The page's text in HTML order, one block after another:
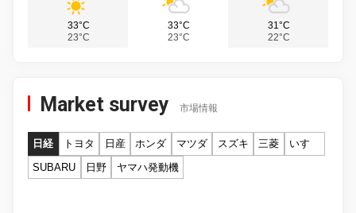
33°C
23°C
33°C
23°C
31°C
22°C
Market survey 市場情報
日経 トヨタ 日産 ホンダ マツダ スズキ 三菱
いすゞ
SUBARU
日野 ヤマハ発動機